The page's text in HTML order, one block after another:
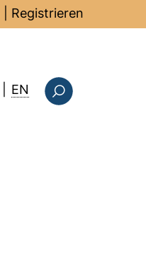
Registrieren
EN : this page in